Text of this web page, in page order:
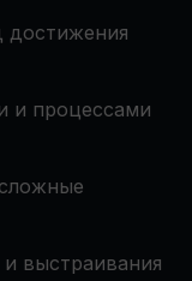
достижения
и процессами
выстраивания